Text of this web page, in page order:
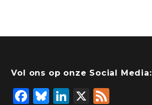
Vol ons op onze Social Media:
F
Bl
Li
X